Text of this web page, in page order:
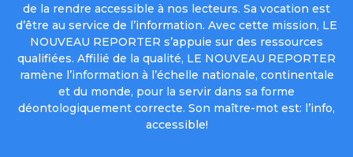
de la rendre accessible à nos lecteurs. Sa vocation est
d’être au service de l’information. Avec cette mission, LE
NOUVEAU REPORTER s’appuie sur des ressources
qualifiées. Affilié de la qualité, LE NOUVEAU REPORTER
ramène l’information à l’échelle nationale, continentale
et du monde, pour la servir dans sa forme
déontologiquement correcte. Son maître-mot est: l’info,
accessible!